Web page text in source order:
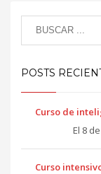
POSTS
Curso de
El 8
Curso